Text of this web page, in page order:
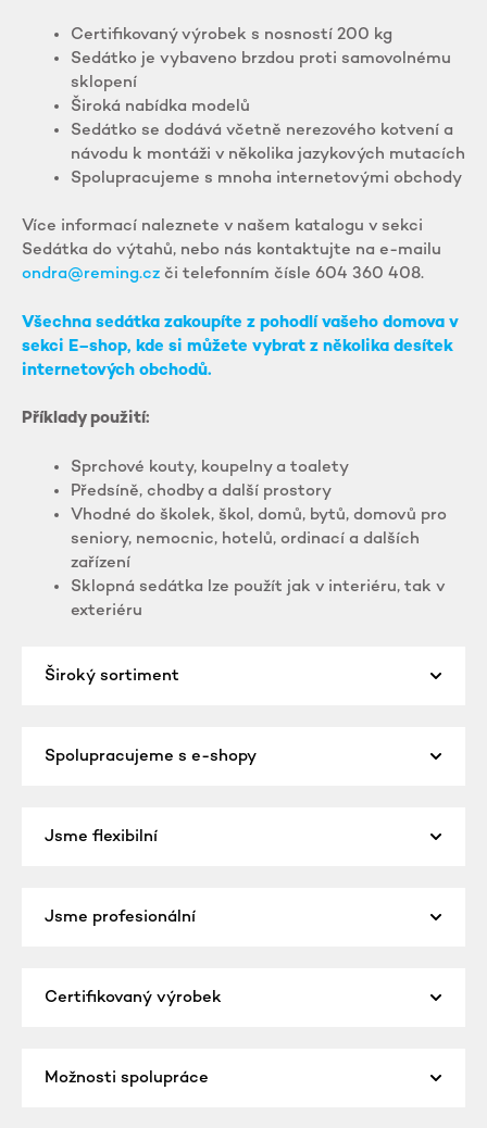
Certifikovaný výrobek s nosností 200 kg
Sedátko je vybaveno brzdou proti samovolnému
sklopení
Široká nabídka modelů
Sedátko se dodává včetně nerezového kotvení a
návodu k montáži v několika jazykových mutacích
Spolupracujeme s mnoha internetovými obchody
Více informací naleznete v našem katalogu v sekci
Sedátka do výtahů, nebo nás kontaktujte na e-mailu
ondra@reming.cz či telefonním čísle 604 360 408.
Všechna sedátka zakoupíte z pohodlí vašeho domova v
sekci E–shop, kde si můžete vybrat z několika desítek
internetových obchodů.
Příklady použití:
Sprchové kouty, koupelny a toalety
Předsíně, chodby a další prostory
Vhodné do školek, škol, domů, bytů, domovů pro
seniory, nemocnic, hotelů, ordinací a dalších
zařízení
Sklopná sedátka lze použít jak v interiéru, tak v
exteriéru
Široký sortiment
Spolupracujeme s e-shopy
Jsme flexibilní
Jsme profesionální
Certifikovaný výrobek
Možnosti spolupráce